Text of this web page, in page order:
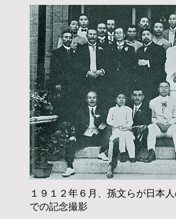
１９１２年６月、孫文らが日本
での記念撮影